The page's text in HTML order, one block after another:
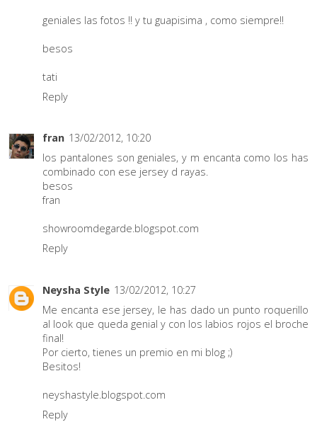
geniales las fotos !! y tu guapisima , como siempre!!
besos
tati
Reply
fran 13/02/2012, 10:20
los pantalones son geniales, y m encanta como los has
combinado con ese jersey d rayas.
besos
fran
showroomdegarde.blogspot.com
Reply
Neysha Style 13/02/2012, 10:27
Me encanta ese jersey, le has dado un punto roquerillo
al look que queda genial y con los labios rojos el broche
final!
Por cierto, tienes un premio en mi blog ;)
Besitos!
neyshastyle.blogspot.com
Reply